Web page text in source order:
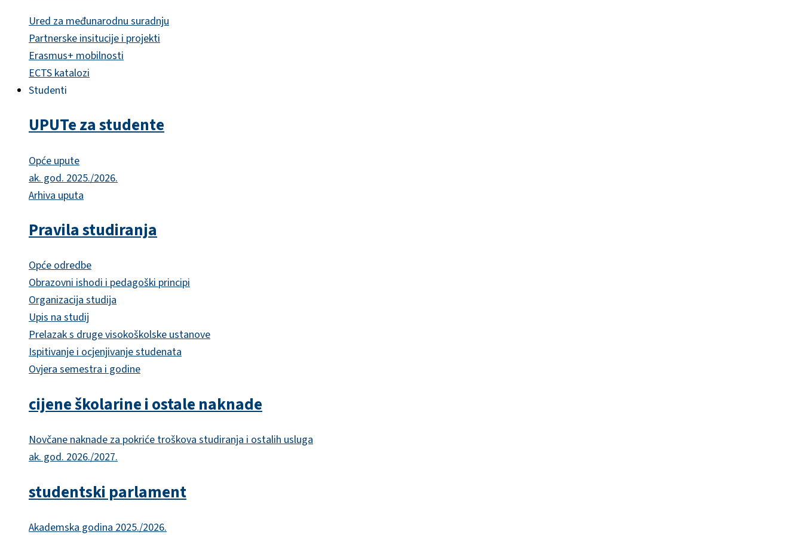
Ured za međunarodnu suradnju
Partnerske insitucije i projekti
Erasmus+ mobilnosti
ECTS katalozi
Studenti
UPUTe za studente
Opće upute
ak. god. 2025./2026.
Arhiva uputa
Pravila studiranja
Opće odredbe
Obrazovni ishodi i pedagoški principi
Organizacija studija
Upis na studij
Prelazak s druge visokoškolske ustanove
Ispitivanje i ocjenjivanje studenata
Ovjera semestra i godine
cijene školarine i ostale naknade
Novčane naknade za pokriće troškova studiranja i ostalih usluga
ak. god. 2026./2027.
studentski parlament
Akademska godina 2025./2026.